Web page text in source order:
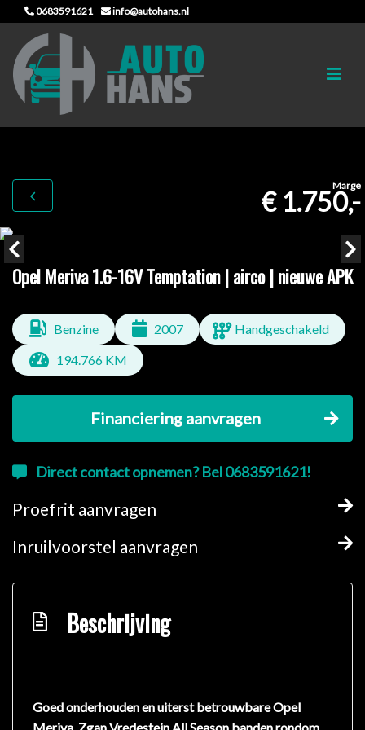
0683591621 info@autohans.nl
Marge
€ 1.750,-
Opel Meriva 1.6-16V Temptation | airco | nieuwe APK
Benzine 2007
Handgeschakeld
194.766 KM
Financiering aanvragen
Direct contact opnemen? Bel 0683591621!
Proefrit aanvragen
Inruilvoorstel aanvragen
Beschrijving
Goed onderhouden en uiterst betrouwbare Opel